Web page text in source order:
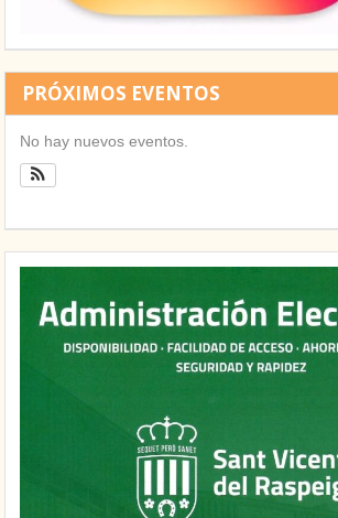
PRÓXIMOS EVENTOS
No hay nuevos eventos.